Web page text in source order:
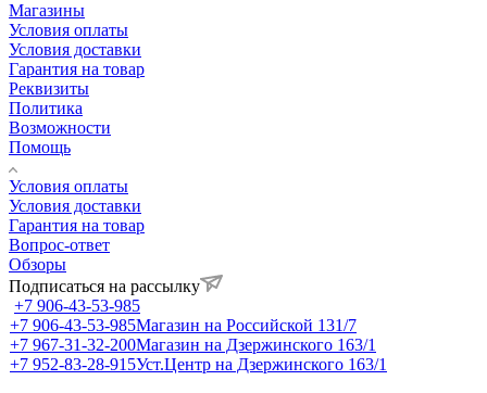
Магазины
Условия оплаты
Условия доставки
Гарантия на товар
Реквизиты
Политика
Возможности
Помощь
Условия оплаты
Условия доставки
Гарантия на товар
Вопрос-ответ
Обзоры
Подписаться на рассылку
+7 906-43-53-985
+7 906-43-53-985Магазин на Российской 131/7
+7 967-31-32-200Магазин на Дзержинского 163/1
+7 952-83-28-915Уст.Центр на Дзержинского 163/1